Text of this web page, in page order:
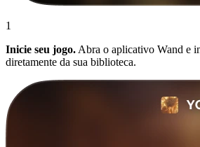
1
Inicie seu jogo. Abra o aplicativo Wand e
diretamente da sua biblioteca.